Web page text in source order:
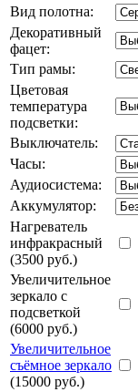
Вид полотна:
Декоративный
фацет:
Тип рамы:
Цветовая
температура
подсветки:
Выключатель:
Часы:
Аудиосистема:
Аккумулятор:
Нагреватель
инфракрасный
(3500 руб.)
Увеличительное
зеркало с
подсветкой
(6000 руб.)
Увеличительное
съёмное зеркало
(15000 руб.)